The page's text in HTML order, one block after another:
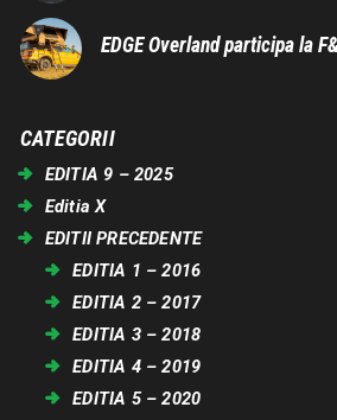
EDGE Overland participa la
CATEGORII
EDITIA 9 – 2025
Editia X
EDITII PRECEDENTE
EDITIA 1 – 2016
EDITIA 2 – 2017
EDITIA 3 – 2018
EDITIA 4 – 2019
EDITIA 5 – 2020